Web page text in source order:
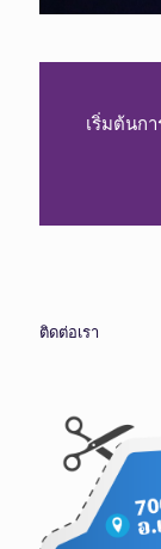
เริ่มต้นก
ติดต่อเรา